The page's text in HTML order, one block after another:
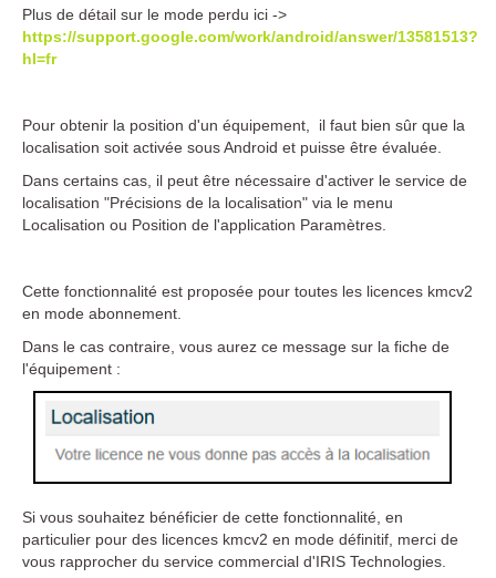
Plus de détail sur le mode perdu ici ->
https://support.google.com/work/android/answer/13581513?
hl=fr
Pour obtenir la position d'un équipement, il faut bien sûr que la
localisation soit activée sous Android et puisse être évaluée.
Dans certains cas, il peut être nécessaire d'activer le service de
localisation "Précisions de la localisation" via le menu
Localisation ou Position de l'application Paramètres.
Cette fonctionnalité est proposée pour toutes les licences kmcv2
en mode abonnement.
Dans le cas contraire, vous aurez ce message sur la fiche de
l'équipement :
Si vous souhaitez bénéficier de cette fonctionnalité, en
particulier pour des licences kmcv2 en mode définitif, merci de
vous rapprocher du service commercial d'IRIS Technologies.